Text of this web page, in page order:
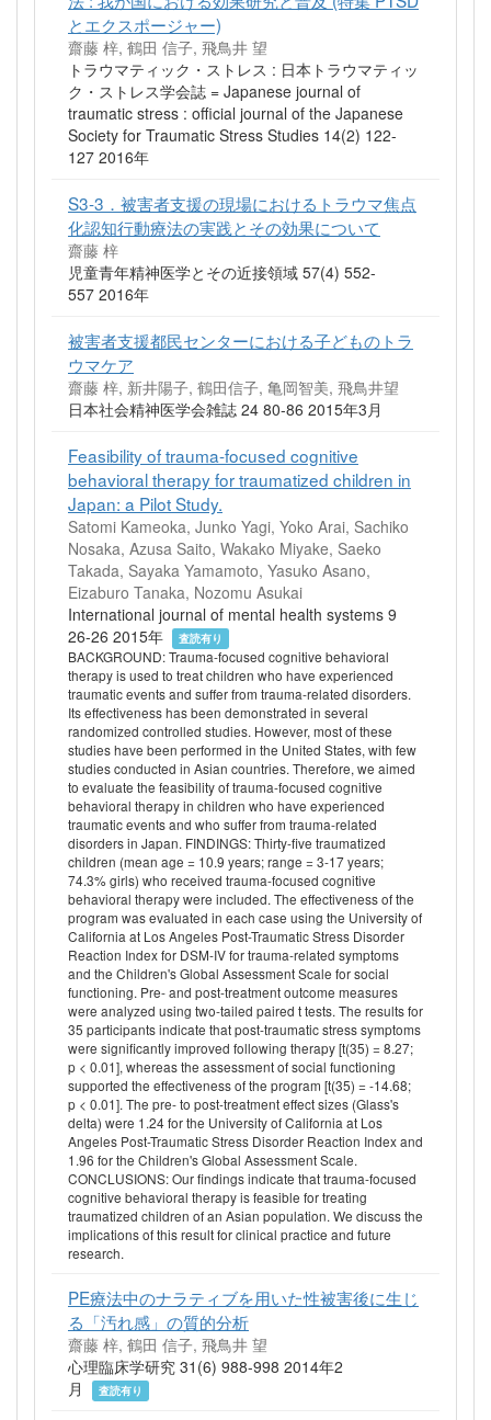
とエクスポージャー)
齋藤 梓, 鶴田 信子, 飛鳥井 望
トラウマティック・ストレス : 日本トラウマティッ
ク・ストレス学会誌 = Japanese journal of
traumatic stress : official journal of the Japanese
Society for Traumatic Stress Studies 14(2) 122-
127 2016年
S3-3．被害者支援の現場におけるトラウマ焦点
化認知行動療法の実践とその効果について
齋藤 梓
児童青年精神医学とその近接領域 57(4) 552-
557 2016年
被害者支援都民センターにおける子どものトラ
ウマケア
齋藤 梓, 新井陽子, 鶴田信子, 亀岡智美, 飛鳥井望
日本社会精神医学会雑誌 24 80-86 2015年3月
Feasibility of trauma-focused cognitive
behavioral therapy for traumatized children in
Japan: a Pilot Study.
Satomi Kameoka, Junko Yagi, Yoko Arai, Sachiko
Nosaka, Azusa Saito, Wakako Miyake, Saeko
Takada, Sayaka Yamamoto, Yasuko Asano,
Eizaburo Tanaka, Nozomu Asukai
International journal of mental health systems 9
26-26 2015年
査読有り
BACKGROUND: Trauma-focused cognitive behavioral
therapy is used to treat children who have experienced
traumatic events and suffer from trauma-related disorders.
Its effectiveness has been demonstrated in several
randomized controlled studies. However, most of these
studies have been performed in the United States, with few
studies conducted in Asian countries. Therefore, we aimed
to evaluate the feasibility of trauma-focused cognitive
behavioral therapy in children who have experienced
traumatic events and who suffer from trauma-related
disorders in Japan. FINDINGS: Thirty-five traumatized
children (mean age = 10.9 years; range = 3-17 years;
74.3% girls) who received trauma-focused cognitive
behavioral therapy were included. The effectiveness of the
program was evaluated in each case using the University of
California at Los Angeles Post-Traumatic Stress Disorder
Reaction Index for DSM-IV for trauma-related symptoms
and the Children's Global Assessment Scale for social
functioning. Pre- and post-treatment outcome measures
were analyzed using two-tailed paired t tests. The results for
35 participants indicate that post-traumatic stress symptoms
were significantly improved following therapy [t(35) = 8.27;
p < 0.01], whereas the assessment of social functioning
supported the effectiveness of the program [t(35) = -14.68;
p < 0.01]. The pre- to post-treatment effect sizes (Glass's
delta) were 1.24 for the University of California at Los
Angeles Post-Traumatic Stress Disorder Reaction Index and
1.96 for the Children's Global Assessment Scale.
CONCLUSIONS: Our findings indicate that trauma-focused
cognitive behavioral therapy is feasible for treating
traumatized children of an Asian population. We discuss the
implications of this result for clinical practice and future
research.
PE療法中のナラティブを用いた性被害後に生じ
る「汚れ感」の質的分析
齋藤 梓, 鶴田 信子, 飛鳥井 望
心理臨床学研究 31(6) 988-998 2014年2
月
査読有り